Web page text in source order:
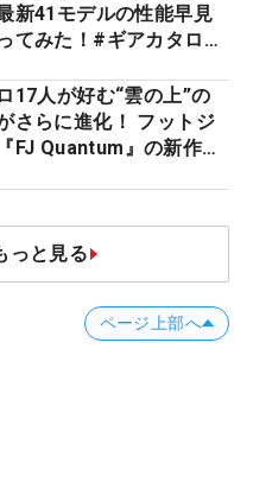
41モデルの性能早見
てみた！#ギアカタログ
17人が好む“雲の上”の
さらに進化！ フットジ
FJ Quantum』の新作を
っと見る
ページ上部へ